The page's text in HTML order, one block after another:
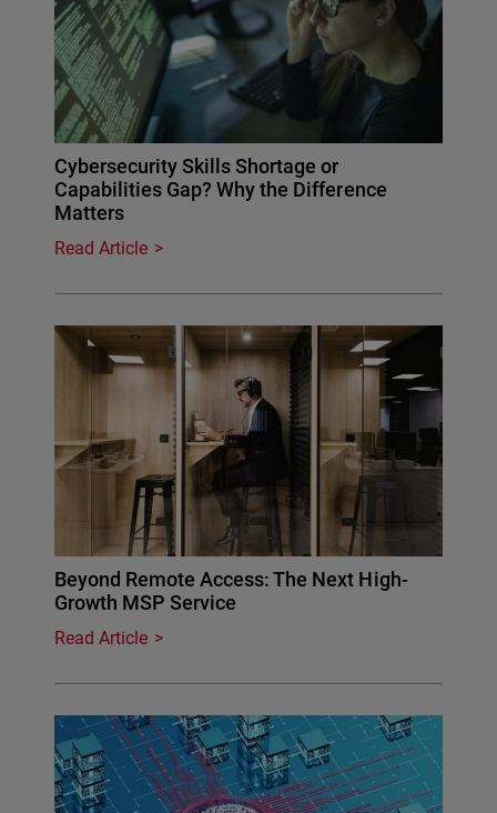
Cybersecurity Skills Shortage or
Capabilities Gap? Why the Difference
Matters
Read Article
Beyond Remote Access: The Next High-
Growth MSP Service
Read Article